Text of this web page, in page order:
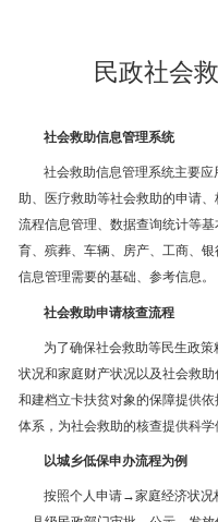
民政社会
社会救助信息管理系统
社会救助信息管理系统主要
助、医疗救助等社会救助的申请、
流程信息管理、数据查询统计等
育、殡葬、车辆、房产、工商、
信息管理需要的基础、参考信息。
社会救助申请核查流程
为了确保社会救助等民生政
状况和家庭财产状况以及社会救
和建档立卡扶贫对象的保障提供
体系，为社会救助的核查提供科学
以城乡低保申办流程为例
按照个人申请→家庭经济状